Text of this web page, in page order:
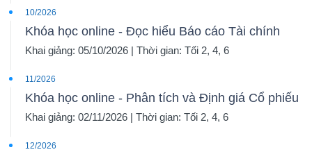
10/2026
Khóa học online - Đọc hiểu Báo cáo Tài chính
Khai giảng: 05/10/2026 | Thời gian: Tối 2, 4, 6
11/2026
Khóa học online - Phân tích và Định giá Cổ phiếu
Khai giảng: 02/11/2026 | Thời gian: Tối 2, 4, 6
12/2026